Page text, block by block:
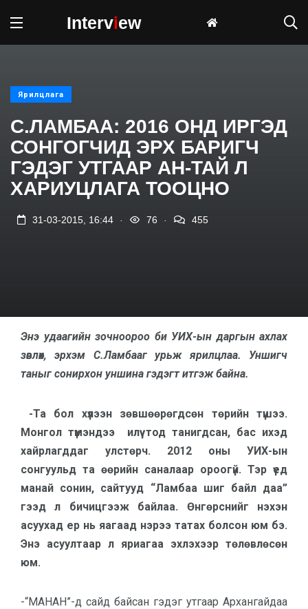
Interview
Ярилцлага
С.ЛАМБАА: 2016 ОНД ИРГЭД
СОНГОГЧИД ЭРХ БАРИГЧ
ГЭДЭГ УТГААР АН-ТАЙ Л
ХАРИУЦЛАГА ТООЦНО
31-03-2015, 16:44 76 455
Энэ удаагийн зочноороо би УИХ-ын даргын ахлах
зөвлөх, эрхэм С.Ламбааг урьж ярилцлаа. Уншигч
таныг сонирхон уншина гэдэгт итгэж байна.
-Та бол хүлээн зөвшөөрөгдсөн төрийн түшээ.
Монгол түмэндээ илүү тод танигдсан, бас ихэд
хайрлагддаг улстөрч. 2012 оны УИХ-ын
сонгуульд та өөрийн саналаар ороогүй. Тэр үед
манай сонин, сайтууд “Ламбаа шиг байл даа”
гээд л бичицгээж байлаа. Өнгөрснийг нэхэн
асуухад ер нь яагаад нэрээ татах болсон юм бэ.
Энэ асуултаар л яриагаа эхлэхээр төлөвлөсөн
юм.
-“МАНАН”-д сайд байсан гэдэг утгаар Архангайдаа